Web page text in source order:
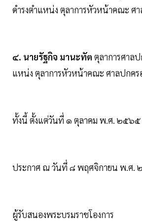
ดํารงตําแหน่ง ตุลาการหัวหน้าคณะ ศ
๔. นายรัฐกิจ มานะทัต ตุลาการศาลป
แหน่ง ตุลาการหัวหน้าคณะ ศาลปกคร
ทั้งนี้ ตั้งแต่วันที่ ๑ ตุลาคม พ.ศ. ๒๕๖
ประกาศ ณ วันที่ ๘ พฤศจิกายน พ.ศ.
ผู้รับสนองพระบรมราชโองการ